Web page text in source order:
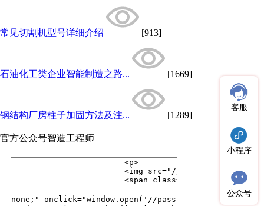
常见切割机型号详细介绍 [913]
石油化工类企业智能制造之路... [1669]
钢结构厂房柱子加固方法及注... [1289]
官方公众号智造工程师
客服
小程序
公众号